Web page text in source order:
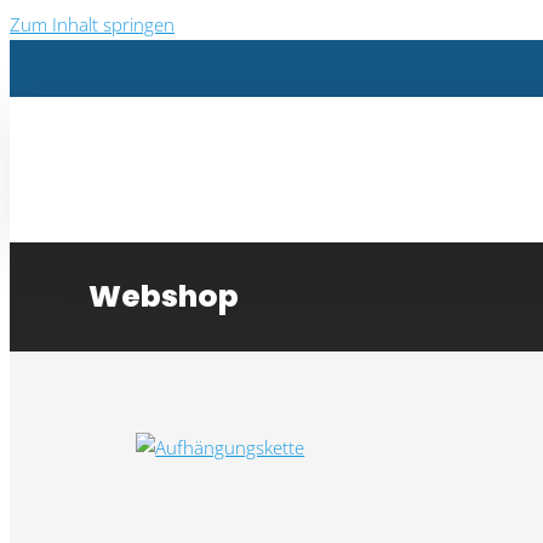
Zum Inhalt springen
Webshop